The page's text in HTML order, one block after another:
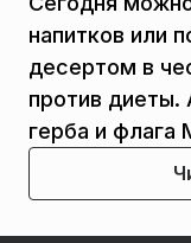
напитков или
десертом в
против
герба и флага